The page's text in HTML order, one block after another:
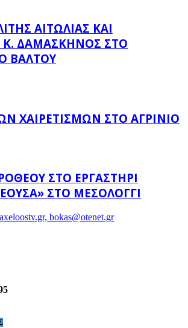
ΑΙΤΩΛΊΑΣ ΚΑΙ
Κ. ΔΑΜΑΣΚΗΝΌΣ ΣΤΟ
ΒΆΛΤΟΥ
ΧΑΙΡΕΤΙΣΜΏΝ ΣΤΟ ΑΓΡΊΝΙΟ
ΣΤΟ ΕΡΓΑΣΤΉΡΙ
ΣΤΟ ΜΕΣΟΛΌΓΓΙ
bokas@otenet.gr